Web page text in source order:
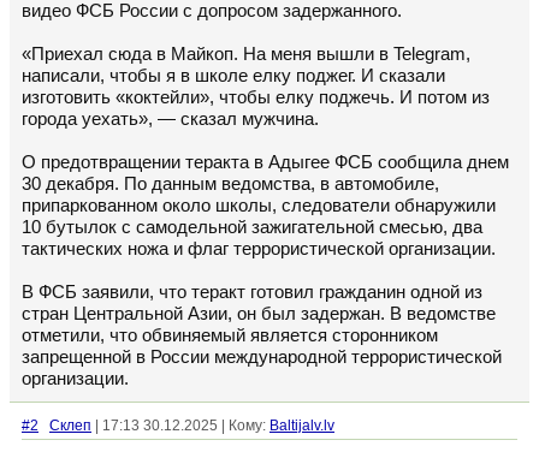
видео ФСБ России с допросом задержанного.
«Приехал сюда в Майкоп. На меня вышли в Telegram,
написали, чтобы я в школе елку поджег. И сказали
изготовить «коктейли», чтобы елку поджечь. И потом из
города уехать», — сказал мужчина.
О предотвращении теракта в Адыгее ФСБ сообщила днем
30 декабря. По данным ведомства, в автомобиле,
припаркованном около школы, следователи обнаружили
10 бутылок с самодельной зажигательной смесью, два
тактических ножа и флаг террористической организации.
В ФСБ заявили, что теракт готовил гражданин одной из
стран Центральной Азии, он был задержан. В ведомстве
отметили, что обвиняемый является сторонником
запрещенной в России международной террористической
организации.
#2 Склеп | 17:13 30.12.2025 | Кому: Baltijalv.lv